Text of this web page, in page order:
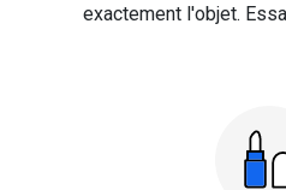
exactement l'objet.